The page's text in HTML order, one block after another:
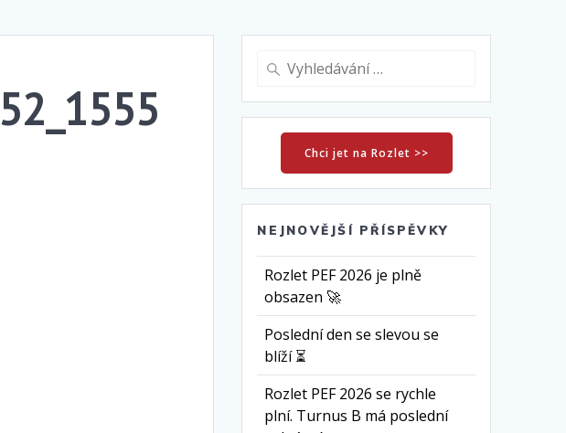
Vyhledat:
Chci jet na Rozlet >>
NEJNOVĚJŠÍ PŘÍSPĚVKY
Rozlet PEF 2026 je plně
obsazen 🚀
Poslední den se slevou se
blíží ⏳
Rozlet PEF 2026 se rychle
plní. Turnus B má poslední